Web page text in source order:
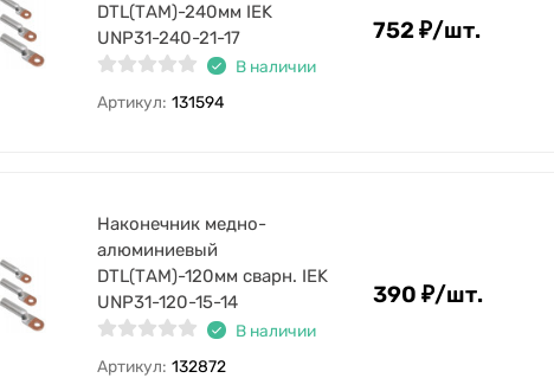
DTL(ТАМ)-240мм IEK
UNP31-240-21-17
В наличии
Артикул: 131594
752₽/шт.
Наконечник медно-
алюминиевый
DTL(ТАМ)-120мм сварн. IEK
UNP31-120-15-14
В наличии
Артикул: 132872
390 ₽/шт.